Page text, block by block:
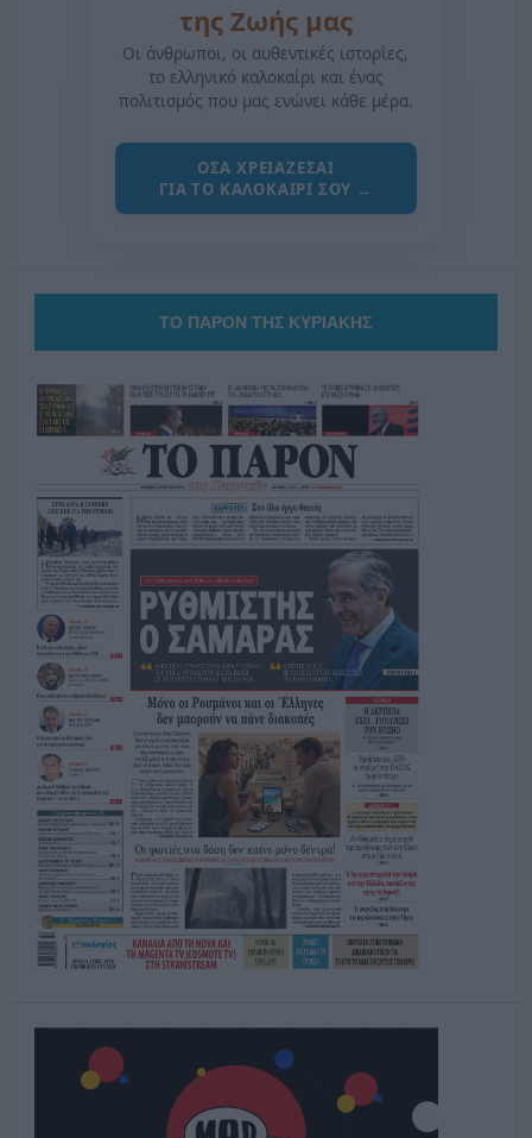
της Ζωής μας
Οι άνθρωποι, οι αυθεντικές ιστορίες,
το ελληνικό καλοκαίρι και ένας
πολιτισμός που μας ενώνει κάθε μέρα.
ΟΣΑ ΧΡΕΙΑΖΕΣΑΙ
ΓΙΑ ΤΟ ΚΑΛΟΚΑΙΡΙ ΣΟΥ →
ΤΟ ΠΑΡΟΝ ΤΗΣ ΚΥΡΙΑΚΗΣ